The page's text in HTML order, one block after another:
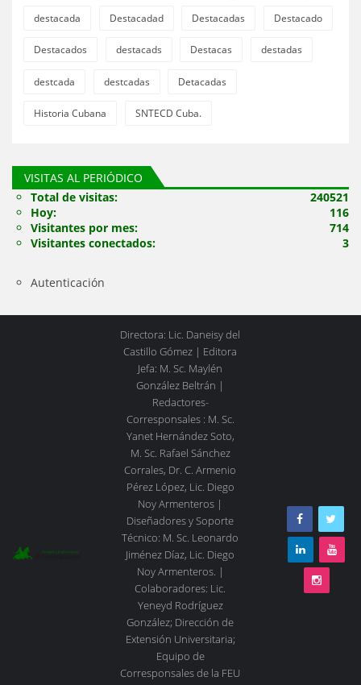
destacada Destacadad Destacadas Destacado
Destacados destacads Destacas destadas
destcada destcadas Detacadas
Historia Cubana SNTECD Cuba.
VISITAS AL PERIÓDICO
240521
Total de visitas:
116
Hoy:
714
Visitantes por mes:
3
Visitantes conectados:
Autenticación
Directora: Lic. Daneisy del
Castillo Gómez | Editora
Jefa: M. Sc. Maylén
González Beltrán |
Redactores-
Corresponsales : M. Sc.
Yanet Hernández Soto,
M. Sc. Rafael Sánchez
Corrales, Dr. C. Armenio
Pérez López, Lic. Diego
Noy Armenteros |
Diseñadores y Soporte
Técnico: M. Sc. Leonardo
Jiménez Díaz, Lic. Diego
Noy Armenteros. |
Colaboradores: Lic.
Yeneyd Rodríguez
González; Dirección de
Extensión Universitaria;
Equipo de
Corresponsales de la FEU